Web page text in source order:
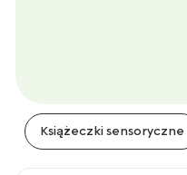
Książeczki sensoryczne